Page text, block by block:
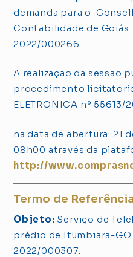
demanda para o
Contabilidade de Goiás.
2022/000266.
A realização da sessão
procedimento
ELETRONICA nº 55613/
na data de abertura: 21
08h00 através da
http://
Termo de
Objeto: Serviço de
prédio de Itumbiara-GO
2022/000307.